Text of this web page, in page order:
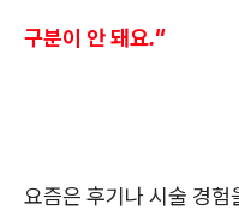
구분이 안 돼요."
요즘은 후기나 시술 경